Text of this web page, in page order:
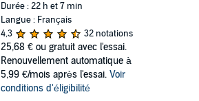
Durée : 22 h et 7 min
Langue : Français
4,3
32 notations
25,68 € ou gratuit avec l'essai.
Renouvellement automatique à
5,99 €/mois après l'essai. Voir
conditions d'éligibilité